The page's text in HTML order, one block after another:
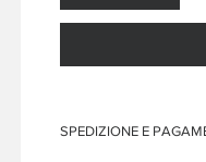
SPEDIZIONE E